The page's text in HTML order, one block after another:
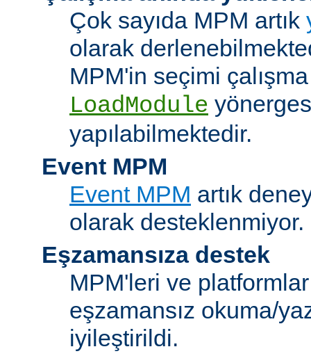
Çok sayıda MPM artık
olarak
MPM'in seçimi
LoadModule
yapılabilmektedir.
Event MPM
Event MPM artık
olarak desteklenmiyor.
Eşzamansıza destek
MPM'leri ve
eşzamansız okuma/
iyileştirildi.